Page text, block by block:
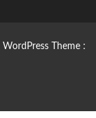
Theme :